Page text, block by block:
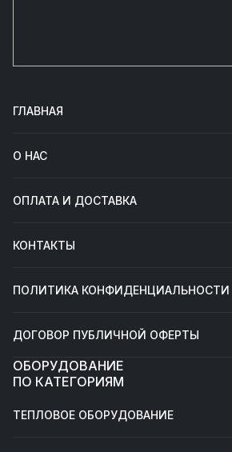
ГЛАВНАЯ
О НАС
ОПЛАТА И ДОСТАВКА
КОНТАКТЫ
ПОЛИТИКА КОНФИДЕНЦИАЛЬНОСТИ
ДОГОВОР ПУБЛИЧНОЙ ОФЕРТЫ
ОБОРУДОВАНИЕ
ПО КАТЕГОРИЯМ
ТЕПЛОВОЕ ОБОРУДОВАНИЕ